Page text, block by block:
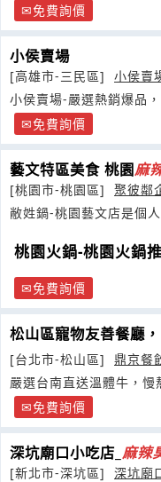
免費詢價
小侯賣場
[高雄市-三民區]
小侯賣
小侯賣場-嚴選熱銷爆品
及精品茶包禮盒！
免費詢價
藝文特區美食 桃園麻
[桃園市-桃園區]
聚彼鄰
敝姓鍋-桃園藝文店是個
桃園火鍋-桃園火鍋
免費詢價
松山區寵物友善餐廳
[台北市-松山區]
鼎京餐
嚴選台南直送溫體牛，慢
人熱炒雙重饗宴
免費詢價
深坑廟口小吃店_ 麻辣
[新北市-深坑區]
深坑廟